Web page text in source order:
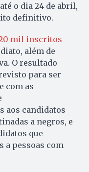
o dia 24 de abril,
definitivo.
mil inscritos
além de
O resultado
para ser
com as
aos candidatos
a negros, e
que
a pessoas com